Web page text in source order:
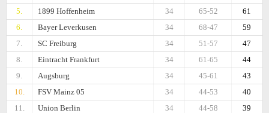
5.
1899 Hoffenheim 61
65-52
34
6.
Bayer Leverkusen 59
68-47
34
7.
SC Freiburg 47
51-57
34
8.
Eintracht Frankfurt 44
61-65
34
9.
Augsburg 43
45-61
34
10.
FSV Mainz 05 40
44-53
34
11.
Union Berlin 39
44-58
34